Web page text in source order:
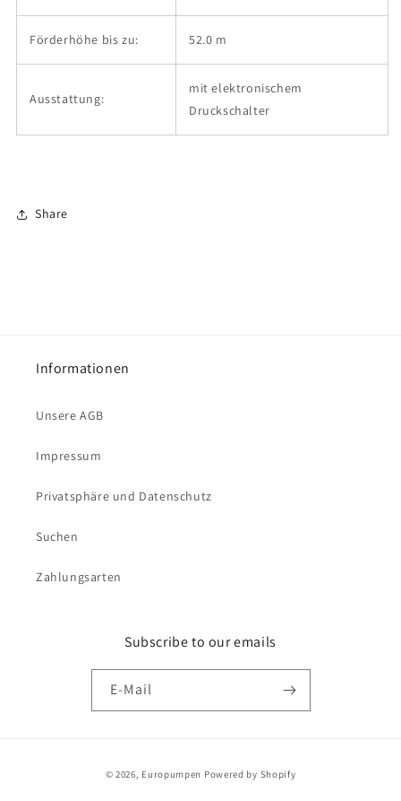
Förderhöhe bis zu: 52.0 m
Ausstattung:
mit elektronischem
Druckschalter
Share
Informationen
Unsere AGB
Impressum
Privatsphäre und Datenschutz
Suchen
Zahlungsarten
Subscribe to our emails
E-Mail
© 2026, Europumpen Powered by Shopify